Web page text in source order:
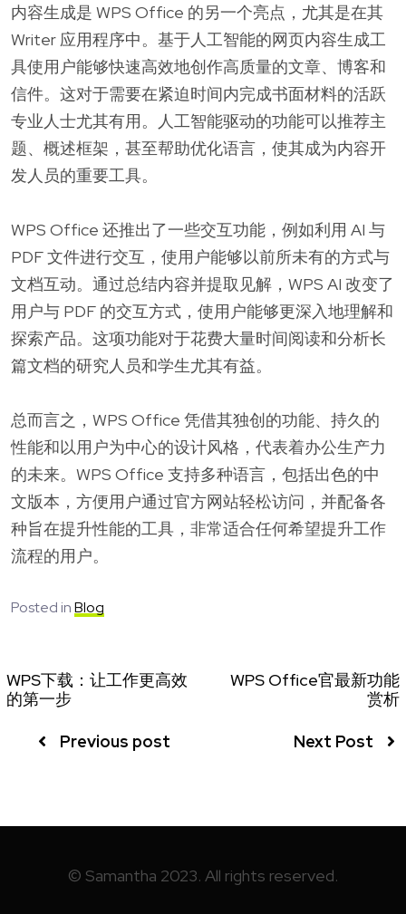
内容生成是 WPS Office 的另一个亮点，尤其是在其
Writer 应用程序中。基于人工智能的网页内容生成工
具使用户能够快速高效地创作高质量的文章、博客和
信件。这对于需要在紧迫时间内完成书面材料的活跃
专业人士尤其有用。人工智能驱动的功能可以推荐主
题、概述框架，甚至帮助优化语言，使其成为内容开
发人员的重要工具。
WPS Office 还推出了一些交互功能，例如利用 AI 与
PDF 文件进行交互，使用户能够以前所未有的方式与
文档互动。通过总结内容并提取见解，WPS AI 改变了
用户与 PDF 的交互方式，使用户能够更深入地理解和
探索产品。这项功能对于花费大量时间阅读和分析长
篇文档的研究人员和学生尤其有益。
总而言之，WPS Office 凭借其独创的功能、持久的
性能和以用户为中心的设计风格，代表着办公生产力
的未来。WPS Office 支持多种语言，包括出色的中
文版本，方便用户通过官方网站轻松访问，并配备各
种旨在提升性能的工具，非常适合任何希望提升工作
流程的用户。
Posted inBlog
WPS下载：让工作更高效
的第一步
Previous post
WPS Office官最新功能
赏析
Next Post
© Samantha 2023. All rights reserved.